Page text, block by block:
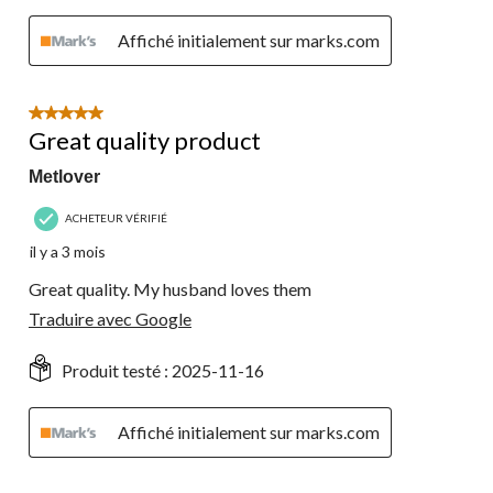
Affiché initialement sur marks.com
5 étoile(s) sur 5.
Great quality product
Metlover
ACHETEUR VÉRIFIÉ
il y a 3 mois
Great quality. My husband loves them
Traduire avec Google
Produit testé : 2025-11-16
Affiché initialement sur marks.com